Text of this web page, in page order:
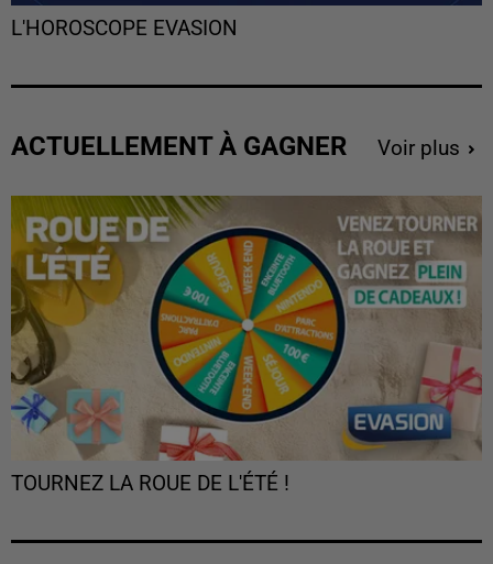
L'HOROSCOPE EVASION
ACTUELLEMENT À GAGNER Voir plus
TOURNEZ LA ROUE DE L'ÉTÉ !